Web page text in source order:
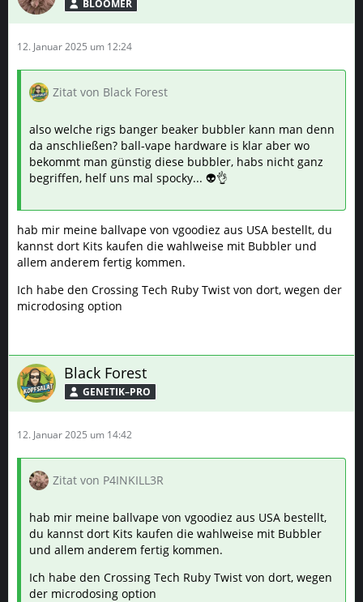
BLOOMER
12. Januar 2025 um 12:24
Zitat von Black Forest
also welche rigs banger beaker bubbler kann man denn
da anschließen? ball-vape hardware is klar aber wo
bekommt man günstig diese bubbler, habs nicht ganz
begriffen, helf uns mal spocky... 👽👌
hab mir meine ballvape von vgoodiez aus USA bestellt, du
kannst dort Kits kaufen die wahlweise mit Bubbler und
allem anderem fertig kommen.
Ich habe den Crossing Tech Ruby Twist von dort, wegen der
microdosing option
Black Forest
GENETIK–PRO
12. Januar 2025 um 14:42
Zitat von P4INKILL3R
hab mir meine ballvape von vgoodiez aus USA bestellt,
du kannst dort Kits kaufen die wahlweise mit Bubbler
und allem anderem fertig kommen.
Ich habe den Crossing Tech Ruby Twist von dort, wegen
der microdosing option